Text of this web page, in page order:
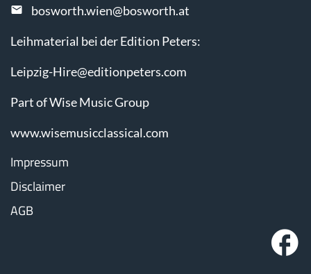
bosworth.wien@bosworth.at
Leihmaterial bei der Edition Peters:
Leipzig-Hire@editionpeters.com
Part of Wise Music Group
www.wisemusicclassical.com
Impressum
Disclaimer
AGB